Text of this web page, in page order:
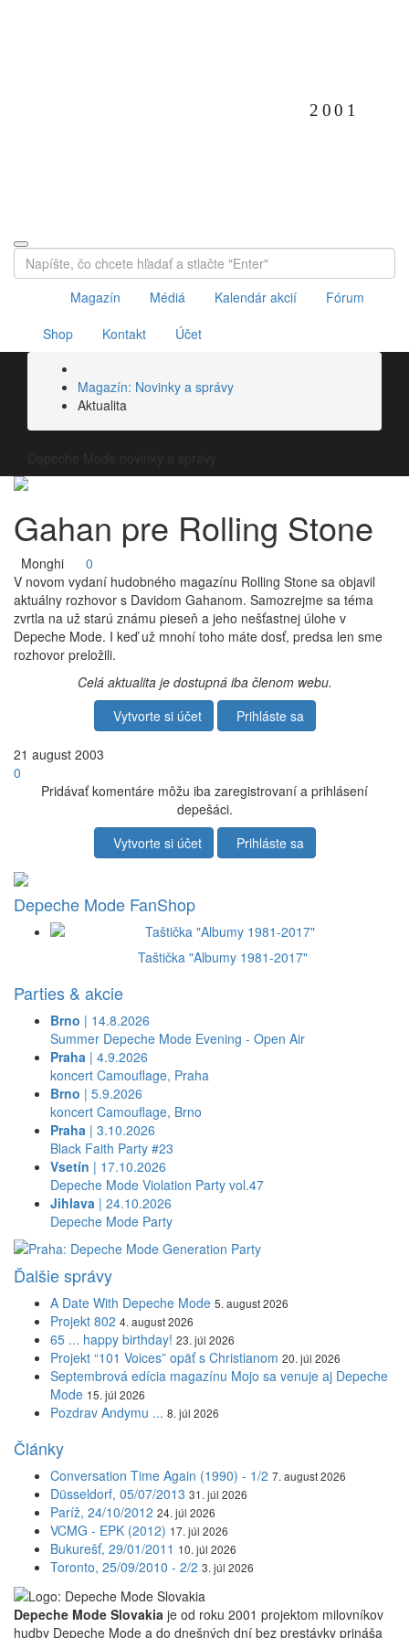
Magazín Médiá Kalendár akcií
Fórum
Shop
Kontakt Účet
Magazín: Novinky a správy
Aktualita
Gahan pre Rolling Stone
Monghi
0
V novom vydaní hudobného magazínu Rolling Stone sa objavil
aktuálny rozhovor s Davidom Gahanom. Samozrejme sa téma
zvrtla na už starú známu pieseň a jeho nešťastnej úlohe v
Depeche Mode. I keď už mnohí toho máte dosť, predsa len sme
rozhovor preložili.
Celá aktualita je dostupná iba členom webu.
Vytvorte si účet
Prihláste sa
21 august 2003
0
Pridávať komentáre môžu iba zaregistrovaní a prihlásení
depešáci.
Vytvorte si účet
Prihláste sa
Depeche Mode FanShop
Taštička "Albumy 1981-2017"
Parties & akcie
Brno | 14.8.2026
Summer Depeche Mode Evening - Open Air
Praha | 4.9.2026
koncert Camouflage, Praha
Brno | 5.9.2026
koncert Camouflage, Brno
Praha | 3.10.2026
Black Faith Party #23
Vsetín | 17.10.2026
Depeche Mode Violation Party vol.47
Jihlava | 24.10.2026
Depeche Mode Party
Ďalšie správy
A Date With Depeche Mode 5. august 2026
Projekt 802 4. august 2026
65 ... happy birthday! 23. júl 2026
Projekt “101 Voices” opäť s Christianom 20. júl 2026
Septembrová edícia magazínu Mojo sa venuje aj Depeche
Mode 15. júl 2026
Pozdrav Andymu ... 8. júl 2026
Články
Conversation Time Again (1990) - 1/2 7. august 2026
Düsseldorf, 05/07/2013 31. júl 2026
Paríž, 24/10/2012 24. júl 2026
VCMG - EPK (2012) 17. júl 2026
Bukurešť, 29/01/2011 10. júl 2026
Toronto, 25/09/2010 - 2/2 3. júl 2026
Depeche Mode Slovakia je od roku 2001 projektom milovníkov
hudby Depeche Mode a do dnešných dní bez prestávky prináša